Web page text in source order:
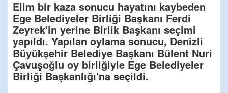
Elim bir kaza sonucu hayatını kaybeden
Ege Belediyeler Birliği Başkanı Ferdi
Zeyrek'in yerine Birlik Başkanı seçimi
yapıldı. Yapılan oylama sonucu, Denizli
Büyükşehir Belediye Başkanı Bülent Nuri
Çavuşoğlu oy birliğiyle Ege Belediyeler
Birliği Başkanlığı'na seçildi.